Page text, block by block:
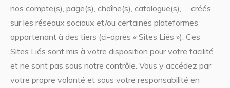
nos compte(s), page(s), chaîne(s), catalogue(s), … créés
sur les réseaux sociaux et/ou certaines plateformes
appartenant à des tiers (ci-après « Sites Liés »). Ces
Sites Liés sont mis à votre disposition pour votre facilité
et ne sont pas sous notre contrôle. Vous y accédez par
votre propre volonté et sous votre responsabilité en